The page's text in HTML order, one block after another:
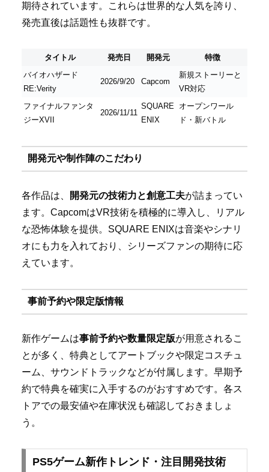
期待されています。これらは世界的な人気を誇り、
発売直後は話題性も抜群です。
タイトル 発売日 開発元
特徴
バイオハザード
RE:Verity
2026/9/20 Capcom
新規ストーリーと
VR対応
ファイナルファンタ
ジーXVII
2026/11/11
SQUARE
ENIX
オープンワール
ド・新バトル
開発元や制作陣のこだわり
各作品は、 開発元の技術力と創意工夫が詰まってい
ます。CapcomはVR技術を積極的に導入し、リアル
な恐怖体験を提供。SQUARE ENIXは音楽やシナリ
オにも力を入れており、シリーズファンの期待に応
えています。
事前予約や限定版情報
新作ゲームは事前予約や数量限定版が用意されるこ
とが多く、特典としてアートブックや限定コスチュ
ーム、サウンドトラックなどが付属します。早期予
約で特典を確実に入手するのがおすすめです。各ス
トアでの最安値や在庫状況も確認しておきましょ
う。
PS5ゲーム新作トレンド・注目開発技術